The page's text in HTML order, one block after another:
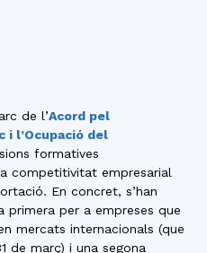
de l’Acord pel
i l’Ocupació del
formatives
competitivitat empresarial
En concret, s’han
primera per a empreses que
mercats internacionals (que
de març) i una segona